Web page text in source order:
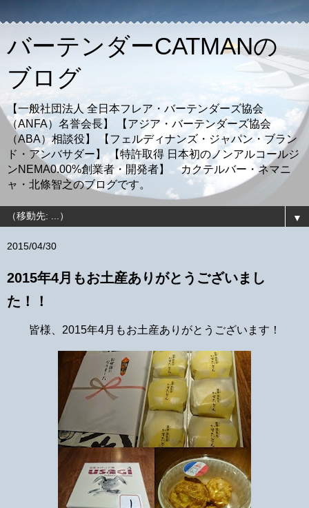
バーテンダーCATMANの
ブログ
【一般社団法人 全日本フレア・バーテンダーズ協会
（ANFA）名誉会長】 【アジア・バーテンダーズ協会
（ABA）相談役】 【フェルディナンズ・ジャパン・ブラン
ド・アンバサダー】 【特許取得 日本初のノンアルコールジ
ンNEMA0.00%創業者・開発者】 カクテルバー・ネマニ
ャ・北條智之のブログです。
▼
2015/04/30
2015年4月もお土産ありがとうございまし
た！！
皆様、2015年4月もお土産ありがとうございます！